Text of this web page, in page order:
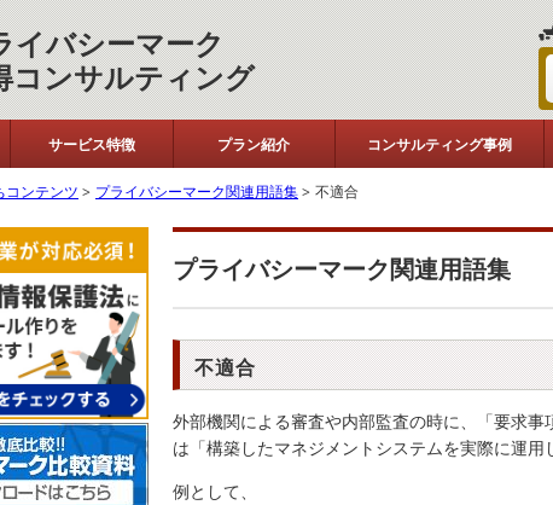
イバシーマーク
コンサルティング
サービス特徴 プラン紹介 コンサルティング事例
コンテンツ > プライバシーマーク関連用語集> 不適合
プライバシーマーク関連用語集
不適合
外部機関による審査や内部監査の時に、「要求
は「構築したマネジメントシステムを実際に運用
例として、